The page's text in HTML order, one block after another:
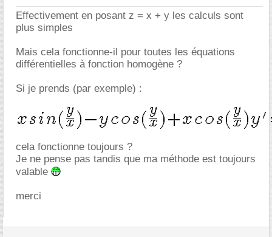
Effectivement en posant z = x + y les calculs sont
plus simples
Mais cela fonctionne-il pour toutes les équations
différentielles à fonction homogène ?
Si je prends (par exemple) :
cela fonctionne toujours ?
Je ne pense pas tandis que ma méthode est toujours
valable
merci